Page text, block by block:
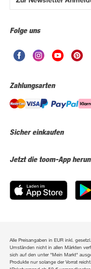
Folge uns
Zahlungsarten
Sicher einkaufen
Jetzt die toom-App
Alle Preisangaben in EUR inkl.
Umständen nicht in allen Märkten
sich auf den unter "Mein Markt"
Produkte nur solange der Vorrat reicht.